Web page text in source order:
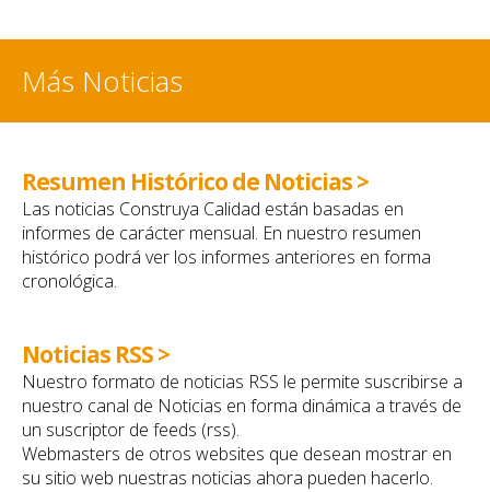
Más Noticias
Resumen Histórico de Noticias >
Las noticias Construya Calidad están basadas en
informes de carácter mensual. En nuestro resumen
histórico podrá ver los informes anteriores en forma
cronológica.
Noticias RSS >
Nuestro formato de noticias RSS le permite suscribirse a
nuestro canal de Noticias en forma dinámica a través de
un suscriptor de feeds (rss).
Webmasters de otros websites que desean mostrar en
su sitio web nuestras noticias ahora pueden hacerlo.